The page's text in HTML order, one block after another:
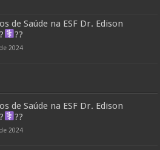
de Saúde na ESF Dr. Edison
??
2024
de Saúde na ESF Dr. Edison
??
2024